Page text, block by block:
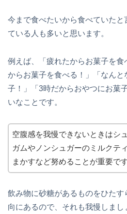
今まで食べたいから食べていた
ている人も多いと思います。
例えば、「疲れたからお菓子を食
からお菓子を食べる！」「なんと
子！」「3時だからおやつにお菓
いなことです。
空腹感を我慢できないときはシ
ガムやノンシュガーのミルクテ
まかすなど努めることが重要です
飲み物に砂糖があるものをひた
向にあるので、それも我慢しまし